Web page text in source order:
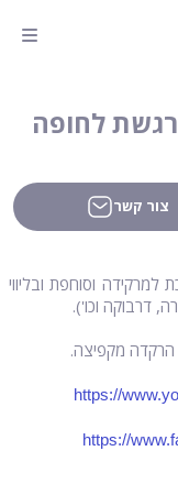
לחופה
צור קשר
וסוחפת ובליווי
דרבוקה וכו').
הרקדה מקפיצה.
https://
https://